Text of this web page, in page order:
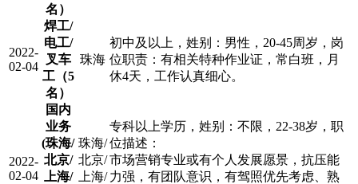
名）
2022-
02-04
焊工/
电工/
叉车
工（5
名）
珠海
初中及以上，姓别：男性，20-45周岁，岗
位职责：有相关特种作业证，常白班，月
休4天，工作认真细心。
2022-
02-04
国内
业务
(珠海/
北京/
上海/
珠海/
北京/
上海/
专科以上学历，姓别：不限，22-38岁，职
位描述：
市场营销专业或有个人发展愿景，抗压能
力强，有团队意识，有驾照优先考虑、熟